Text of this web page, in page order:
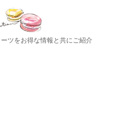
ツをお得な情報と共にご紹介